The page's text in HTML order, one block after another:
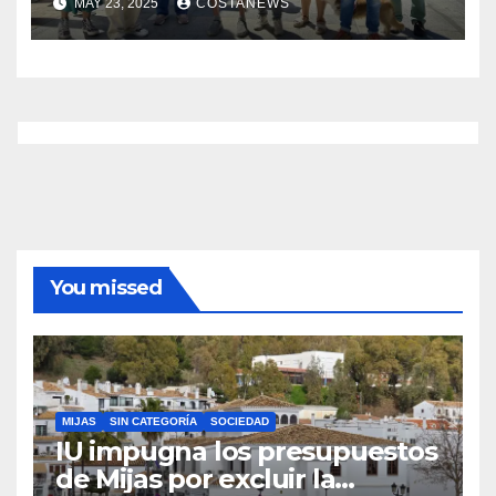
institucional
MAY 23, 2025 COSTANEWS
You missed
MIJAS SIN CATEGORÍA SOCIEDAD
IU impugna los presupuestos
de Mijas por excluir la